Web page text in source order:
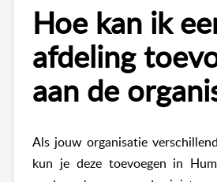
Hoe kan ik
afdeling
aan de
Als jouw organisatie
kun je deze toevoegen in